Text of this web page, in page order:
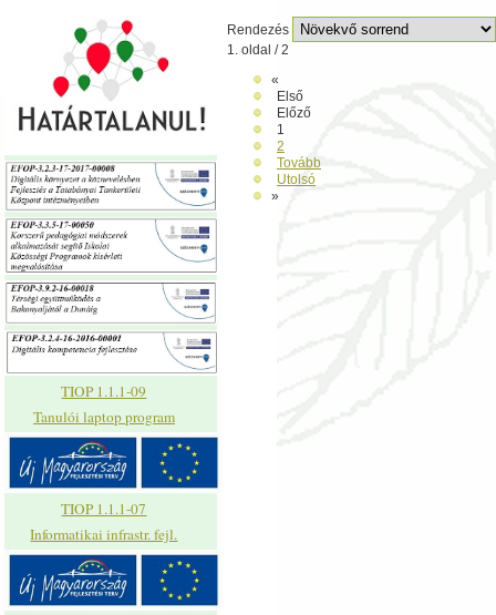
TIOP 1.1.1-09
Tanulói laptop program
TIOP 1.1.1-07
Informatikai infrastr. fejl.
Rendezés
1. oldal / 2
«
Első
Előző
1
2
Tovább
Utolsó
»